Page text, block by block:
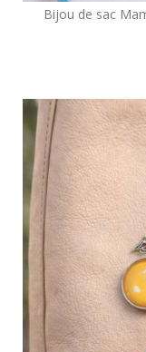
Bijou de sac